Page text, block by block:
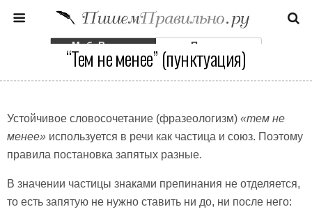
Моб. Версия Полная
“Тем не менее” (пунктуация)
Устойчивое словосочетание (фразеологизм) «тем не
менее» используется в речи как частица и союз. Поэтому
правила постановка запятых разные.
В значении частицы знаками препинания не отделяется,
то есть запятую не нужно ставить ни до, ни после него: